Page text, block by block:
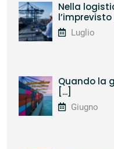
Nella
l’imprevisto
Luglio
Quando la
[...]
Giugno